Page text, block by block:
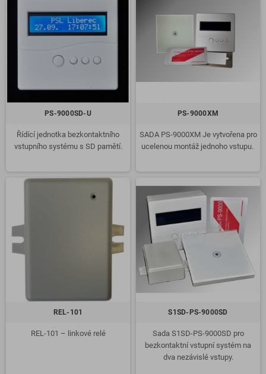
PS-9000SD-U
Řídící jednotka bezkontaktního
vstupního systému s SD pamětí.
PS-9000XM
SADA PS-9000XM Je vytvořena pro
ucelenou montáž jednoho vstupu.
REL-101
REL-101 – linkové relé
S1SD-PS-9000SD
Sada S1SD-PS-9000SD pro
bezkontaktní vstupní systém na
dva nezávislé vstupy.